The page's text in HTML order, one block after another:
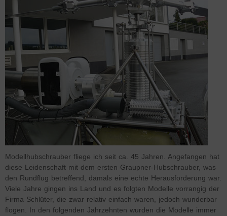
Modellhubschrauber fliege ich seit ca. 45 Jahren. Angefangen hat
diese Leidenschaft mit dem ersten Graupner-Hubschrauber, was
den Rundflug betreffend, damals eine echte Herausforderung war.
Viele Jahre gingen ins Land und es folgten Modelle vorrangig der
Firma Schlüter, die zwar relativ einfach waren, jedoch wunderbar
flogen. In den folgenden Jahrzehnten wurden die Modelle immer